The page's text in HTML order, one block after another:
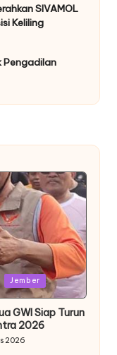
SIVAMOL
Keliling
Pengadilan
Jember
GWI Siap Turun
2026
2026